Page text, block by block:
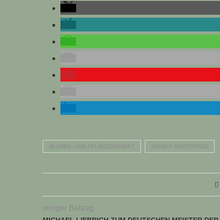
BLUMEN- UND PFLANZENMARKT HERBST-ORDERTAGE
voriger Beitrag